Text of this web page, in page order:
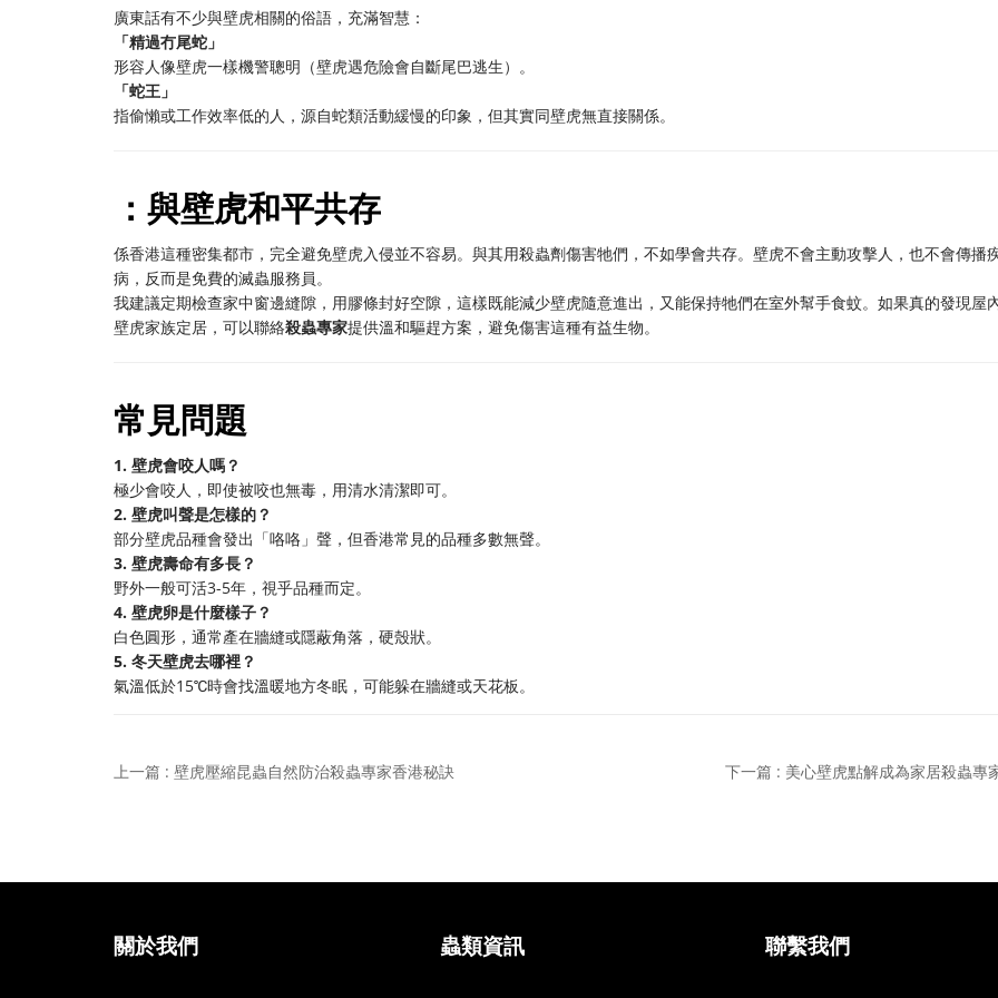
廣東話有不少與壁虎相關的俗語，充滿智慧：
「精過冇尾蛇」
形容人像壁虎一樣機警聰明（壁虎遇危險會自斷尾巴逃生）。
「蛇王」
指偷懶或工作效率低的人，源自蛇類活動緩慢的印象，但其實同壁虎無直接關係。
：與壁虎和平共存
係香港這種密集都市，完全避免壁虎入侵並不容易。與其用殺蟲劑傷害牠們，不如學會共存。壁虎不會主動攻擊人，也不會傳播
病，反而是免費的滅蟲服務員。
我建議定期檢查家中窗邊縫隙，用膠條封好空隙，這樣既能減少壁虎隨意進出，又能保持牠們在室外幫手食蚊。如果真的發現屋
壁虎家族定居，可以聯絡殺蟲專家提供溫和驅趕方案，避免傷害這種有益生物。
常見問題
1. 壁虎會咬人嗎？
極少會咬人，即使被咬也無毒，用清水清潔即可。
2. 壁虎叫聲是怎樣的？
部分壁虎品種會發出「咯咯」聲，但香港常見的品種多數無聲。
3. 壁虎壽命有多長？
野外一般可活3-5年，視乎品種而定。
4. 壁虎卵是什麼樣子？
白色圓形，通常產在牆縫或隱蔽角落，硬殼狀。
5. 冬天壁虎去哪裡？
氣溫低於15℃時會找溫暖地方冬眠，可能躲在牆縫或天花板。
上一篇 : 壁虎壓縮昆蟲自然防治殺蟲專家香港秘訣 下一篇 : 美心壁虎點解成為家居殺蟲專
關於我們 蟲類資訊 聯繫我們